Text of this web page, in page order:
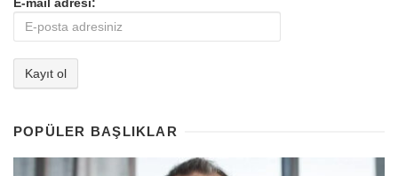
POPÜLER BAŞLIKLAR